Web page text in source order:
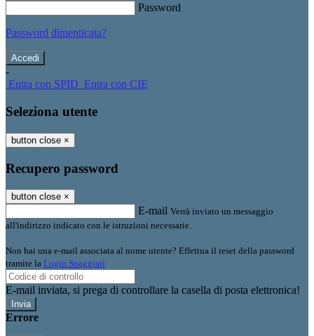
Password
Password dimenticata?
-
Entra con SPID Entra con CIE
Seleziona utente
button close ×
Recupero password
button close ×
E-mail Verrà inviato un messaggio
all'indirizzo indicato con le istruzioni necessarie.
Non hai una e-mail associata al nome utente? Effettua il reset della password
tramite la Login Spaggiari
E-mail inviata, si prega di controllare la casella di posta elettronica!
Errore